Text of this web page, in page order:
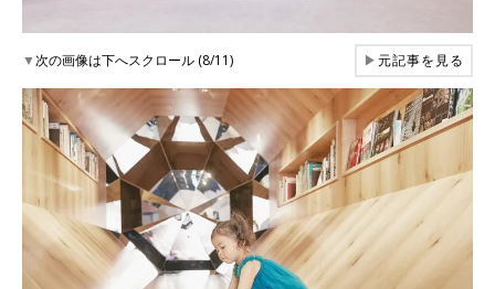
▼次の画像は下へスクロール (8/11) ▶元記事を見る